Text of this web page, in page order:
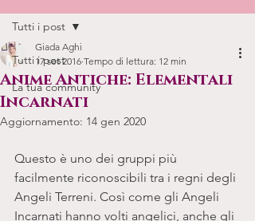
Tutti i post
La tua community
Tutti i post
Anime Antiche: Elementali
Incarnati
Giada Aghi
17 set 2016 Tempo di lettura: 12 min
Aggiornamento: 14 gen 2020
Questo è uno dei gruppi più
facilmente riconoscibili tra i regni degli
Angeli Terreni. Così come gli Angeli
Incarnati hanno volti angelici, anche gli